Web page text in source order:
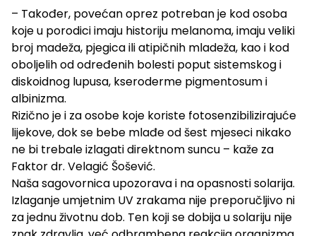
– Također, povećan oprez potreban je kod osoba
koje u porodici imaju historiju melanoma, imaju veliki
broj madeža, pjegica ili atipičnih mladeža, kao i kod
oboljelih od određenih bolesti poput sistemskog i
diskoidnog lupusa, kseroderme pigmentosum i
albinizma.
Rizično je i za osobe koje koriste fotosenzibilizirajuće
lijekove, dok se bebe mlađe od šest mjeseci nikako
ne bi trebale izlagati direktnom suncu – kaže za
Faktor dr. Velagić Šošević.
Naša sagovornica upozorava i na opasnosti solarija.
Izlaganje umjetnim UV zrakama nije preporučljivo ni
za jednu životnu dob. Ten koji se dobija u solariju nije